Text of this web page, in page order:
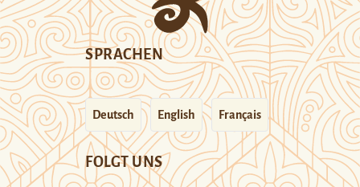
SPRACHEN
Deutsch English Français
FOLGT UNS